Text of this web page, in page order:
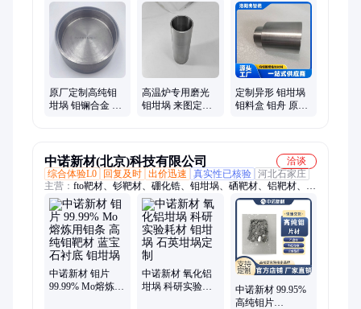
真空炉组件、玻璃窑炉钼电极、钨钼锆钛坩埚、钨钼电极棒、钼
顶头、钨钼流口、钨钼钽铌锆钛各类加工件、钼加热带隔热屏、
钨丝钼丝、热电偶保护管、TZM合金、钼加热丝、钨网发热体、
钼镧合金管、镧钨合金
原厂定制高纯钼
坩埚 钼镧合金 高
高温炉专用磨光
钼坩埚 来图定制
定制异形 钼坩埚
钼料盒 钼舟 原厂
中诺新材(北京)科技有限公司
洽谈
综合体验L0
回复及时 出价迅速 真实性已核验 河北石家庄
主营： fto靶材、钐靶材、硼化锆、钼坩埚、硒靶材、铝靶材、钆
靶材、铽靶材、氟化镁、钇靶材、钼靶材、铬靶材、镉靶材、钽
靶材、硒化锌、氟化镱、砷化镓、硒化锑、碲化镉、镍靶材、钨
靶材、铑靶材、铒靶材、铪靶材、锑靶材、碲粉末
中诺新材 钼片
99.99% Mo熔炼用
中诺新材 氧化铝
坩埚 科研实验耗
中诺新材 99.95%
高纯钼片